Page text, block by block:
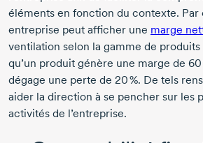
éléments en fonction du contexte. Par
entreprise peut afficher une marge
ventilation selon la gamme de
qu’un produit génère une marge de 60
dégage une perte de 20 %. De tels
aider la direction à se pencher sur les
activités de l’entreprise.